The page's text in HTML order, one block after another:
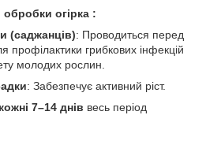
обробки огірка :
(саджанців): Проводиться перед
профілактики грибкових інфекцій
молодих рослин.
: Забезпечує активний ріст.
7–14 днів весь період